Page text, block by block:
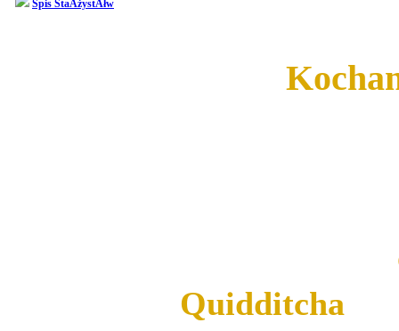
Spis StaÂżystĂłw
Quidditcha